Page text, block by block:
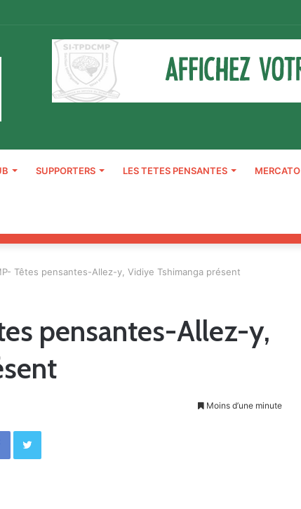
SUPPORTERS LES TETES PENSANTES MERCATO
Têtes pensantes-Allez-y, Vidiye Tshimanga présent
pensantes-Allez-y,
Moins d’une minute
FacebookTwitter